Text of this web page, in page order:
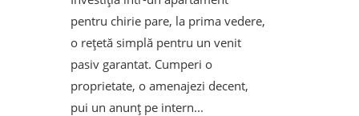
pentru chirie pare, la prima vedere,
o rețetă simplă pentru un venit
pasiv garantat. Cumperi o
proprietate, o amenajezi decent,
pui un anunț pe intern...